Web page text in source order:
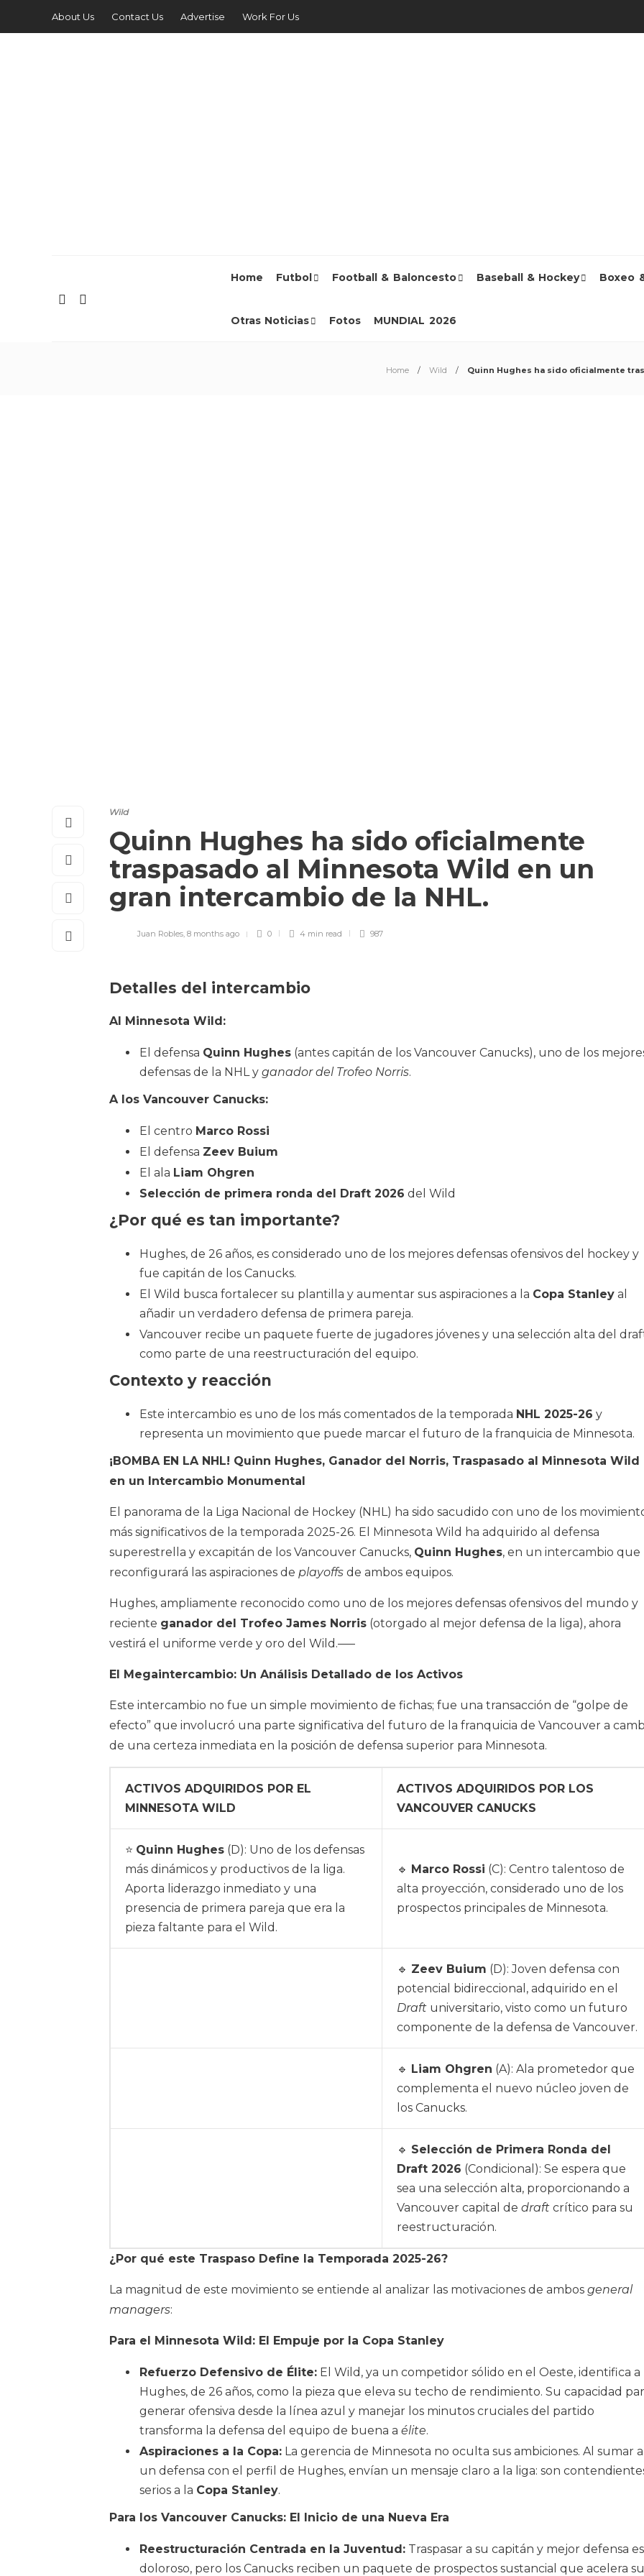
About Us Contact Us Advertise Work For Us
Home Futbol Football & Baloncesto Baseball & Hockey Boxeo
Otras Noticias Fotos MUNDIAL 2026
Home Wild Quinn Hughes ha sido oficialmente
Wild
Quinn Hughes ha sido oficialmente
traspasado al Minnesota Wild en un
gran intercambio de la NHL.
Juan Robles, 8 months ago 0 4 min read 987
Detalles del intercambio
Al Minnesota Wild:
El defensa Quinn Hughes (antes capitán de los Vancouver Canucks), uno de los
defensas de la NHL y ganador del Trofeo Norris.
A los Vancouver Canucks:
El centro Marco Rossi
El defensa Zeev Buium
El ala Liam Ohgren
Selección de primera ronda del Draft 2026 del Wild
¿Por qué es tan importante?
Hughes, de 26 años, es considerado uno de los mejores defensas ofensivos del hockey y
fue capitán de los Canucks.
El Wild busca fortalecer su plantilla y aumentar sus aspiraciones a la Copa Stanley al
añadir un verdadero defensa de primera pareja.
Vancouver recibe un paquete fuerte de jugadores jóvenes y una selección alta del
como parte de una reestructuración del equipo.
Contexto y reacción
Este intercambio es uno de los más comentados de la temporada NHL 2025-26 y
representa un movimiento que puede marcar el futuro de la franquicia de Minnesota.
¡BOMBA EN LA NHL! Quinn Hughes, Ganador del Norris, Traspasado al Minnesota Wild
en un Intercambio Monumental
El panorama de la Liga Nacional de Hockey (NHL) ha sido sacudido con uno de los
más significativos de la temporada 2025-26. El Minnesota Wild ha adquirido al defensa
superestrella y excapitán de los Vancouver Canucks, Quinn Hughes, en un intercambio que
reconfigurará las aspiraciones de playoffs de ambos equipos.
Hughes, ampliamente reconocido como uno de los mejores defensas ofensivos del mundo y
reciente ganador del Trofeo James Norris (otorgado al mejor defensa de la liga), ahora
vestirá el uniforme verde y oro del Wild.—–
El Megaintercambio: Un Análisis Detallado de los Activos
Este intercambio no fue un simple movimiento de fichas; fue una transacción de “golpe de
efecto” que involucró una parte significativa del futuro de la franquicia de Vancouver a
de una certeza inmediata en la posición de defensa superior para Minnesota.
ACTIVOS ADQUIRIDOS POR EL
MINNESOTA WILD
ACTIVOS ADQUIRIDOS POR LOS
VANCOUVER CANUCKS
⭐ Quinn Hughes (D): Uno de los defensas
más dinámicos y productivos de la liga.
Aporta liderazgo inmediato y una
presencia de primera pareja que era la
pieza faltante para el Wild.
🔹 Marco Rossi (C): Centro talentoso de
alta proyección, considerado uno de los
prospectos principales de Minnesota.
🔹 Zeev Buium (D): Joven defensa con
potencial bidireccional, adquirido en el
Draft universitario, visto como un futuro
componente de la defensa de Vancouver.
🔹 Liam Ohgren (A): Ala prometedor que
complementa el nuevo núcleo joven de
los Canucks.
🔹 Selección de Primera Ronda del
Draft 2026 (Condicional): Se espera que
sea una selección alta, proporcionando a
Vancouver capital de draft crítico para su
reestructuración.
¿Por qué este Traspaso Define la Temporada 2025-26?
La magnitud de este movimiento se entiende al analizar las motivaciones de ambos general
managers:
Para el Minnesota Wild: El Empuje por la Copa Stanley
Refuerzo Defensivo de Élite: El Wild, ya un competidor sólido en el Oeste, identifica a
Hughes, de 26 años, como la pieza que eleva su techo de rendimiento. Su capacidad
generar ofensiva desde la línea azul y manejar los minutos cruciales del partido
transforma la defensa del equipo de buena a élite.
Aspiraciones a la Copa: La gerencia de Minnesota no oculta sus ambiciones. Al sumar a
un defensa con el perfil de Hughes, envían un mensaje claro a la liga: son
serios a la Copa Stanley.
Para los Vancouver Canucks: El Inicio de una Nueva Era
Reestructuración Centrada en la Juventud: Traspasar a su capitán y mejor defensa es
doloroso, pero los Canucks reciben un paquete de prospectos sustancial que acelera su